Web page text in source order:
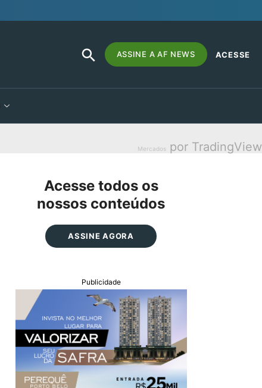
Search
for:
SEARCH
BUTTON
ASSINE A AF NEWS ACESSE
Mercados por TradingView
Acesse todos os
nossos conteúdos
ASSINE AGORA
Publicidade